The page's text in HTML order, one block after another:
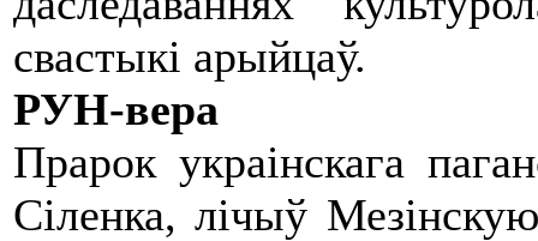
свастыкі арыйцаў.
РУН-вера
Прарок украінскага
Сіленка, лічыў